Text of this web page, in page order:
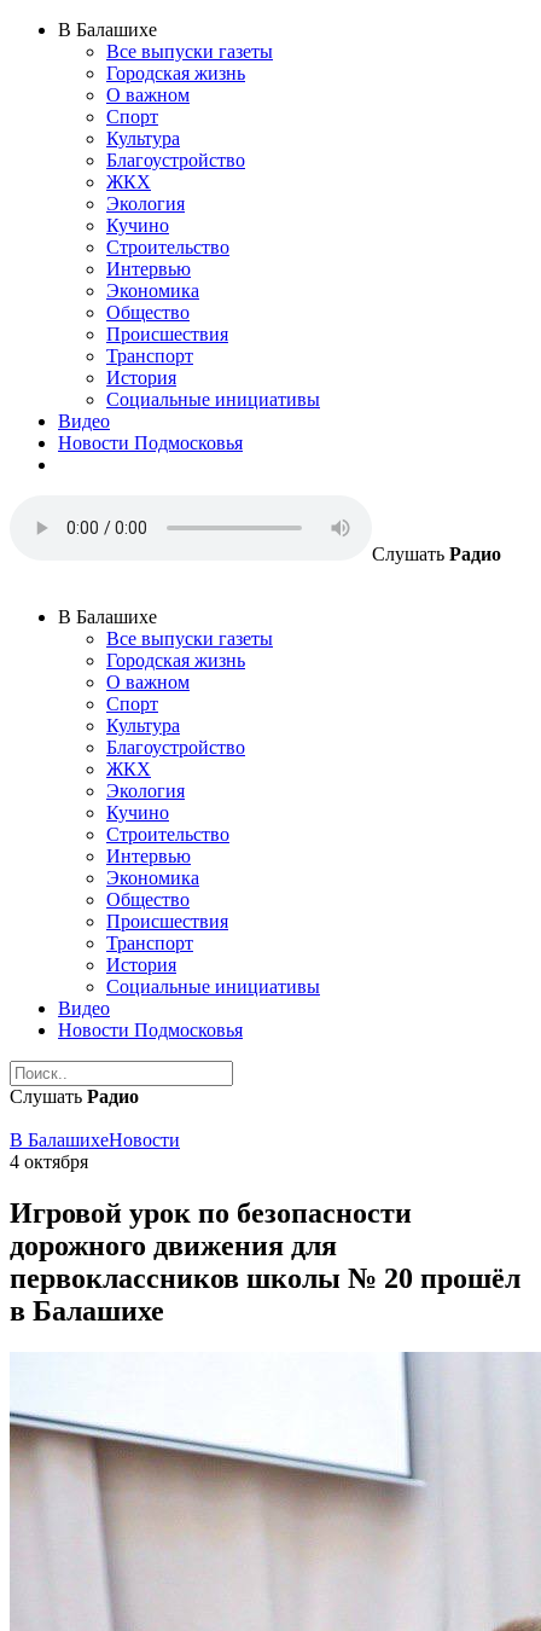
В Балашихе
Все выпуски газеты
Городская жизнь
О важном
Спорт
Культура
Благоустройство
ЖКХ
Экология
Кучино
Строительство
Интервью
Экономика
Общество
Происшествия
Транспорт
История
Социальные инициативы
Видео
Новости Подмосковья
Слушать Радио
В Балашихе
Все выпуски газеты
Городская жизнь
О важном
Спорт
Культура
Благоустройство
ЖКХ
Экология
Кучино
Строительство
Интервью
Экономика
Общество
Происшествия
Транспорт
История
Социальные инициативы
Видео
Новости Подмосковья
Слушать Радио
В БалашихеНовости
4 октября
Игровой урок по безопасности
дорожного движения для
первоклассников школы № 20 прошёл
в Балашихе